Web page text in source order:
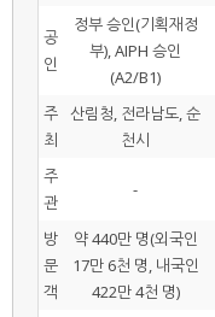
공
인
정부 승인(기획재정
부), AIPH 승인
(A2/B1)
주
최
산림청, 전라남도, 순
천시
주
관
-
방
문
객
약 440만 명(외국인
17만 6천 명, 내국인
422만 4천 명)